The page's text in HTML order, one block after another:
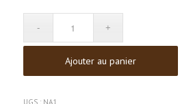
Ajouter au panier
UGS : NA1